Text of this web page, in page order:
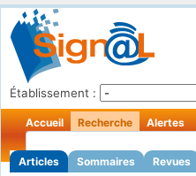
Établissement :
Accueil Recherche
Articles Sommaires Revues
Alertes